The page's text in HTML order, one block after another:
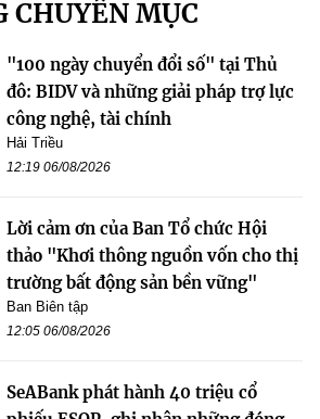
CHUYÊN MỤC
"100 ngày chuyển đổi số" tại Thủ
đô: BIDV và những giải pháp trợ lực
công nghệ, tài chính
Hải Triều
12:19 06/08/2026
Lời cảm ơn của Ban Tổ chức Hội
thảo "Khơi thông nguồn vốn cho thị
trường bất động sản bền vững"
Ban Biên tập
12:05 06/08/2026
SeABank phát hành 40 triệu cổ